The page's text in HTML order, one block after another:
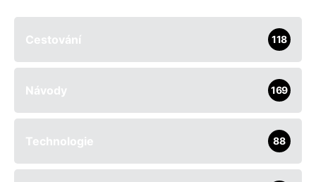
Cestování 118
Návody 169
Technologie 88